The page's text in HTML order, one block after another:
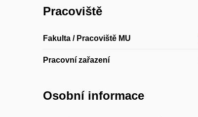
Pracoviště
Fakulta / Pracoviště MU
Pracovní zařazení
Osobní informace